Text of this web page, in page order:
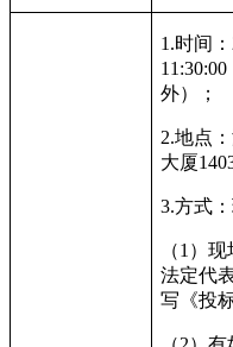
1.时间
外）；
2.地点
大厦
3.方式
（1）
法定代
写《投